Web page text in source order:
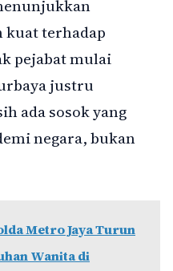
terhadap
pejabat mulai
justru
ada sosok yang
negara, bukan
Metro Jaya Turun
Wanita di